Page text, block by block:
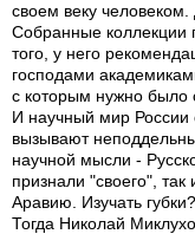
своем веку
Собранные коллекции
того, у него
господами
с которым нужно было
И научный мир России
вызывают
научной мысли -
признали "своего",
Аравию. Изучать
Тогда Николай